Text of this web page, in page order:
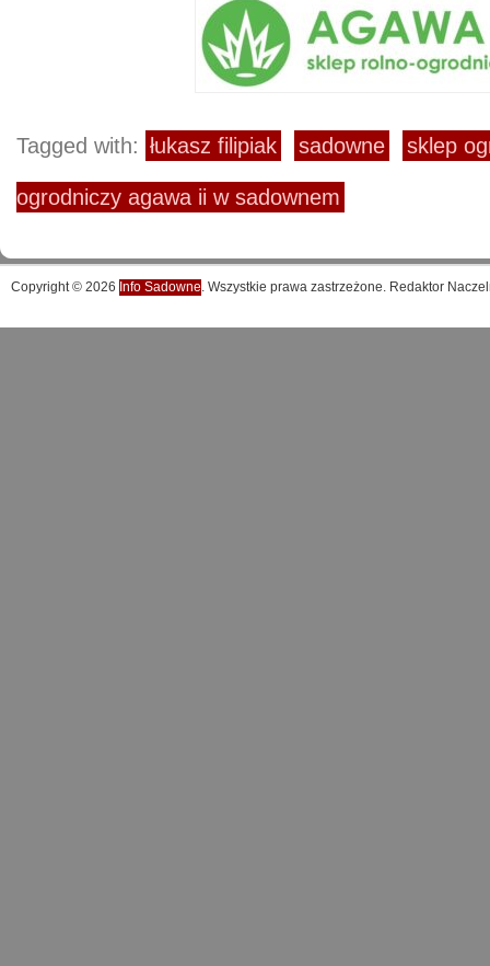
Tagged with: łukasz filipiak sadowne sklep
ogrodniczy agawa ii w sadownem
Copyright © 2026 Info Sadowne. Wszystkie prawa zastrzeżone. Redaktor